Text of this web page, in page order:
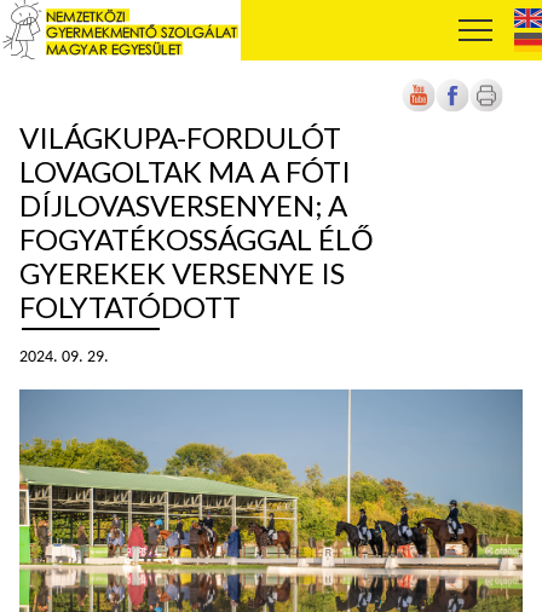
VILÁGKUPA-FORDULÓT
LOVAGOLTAK MA A FÓTI
DÍJLOVASVERSENYEN; A
FOGYATÉKOSSÁGGAL ÉLŐ
GYEREKEK VERSENYE IS
FOLYTATÓDOTT
2024. 09. 29.